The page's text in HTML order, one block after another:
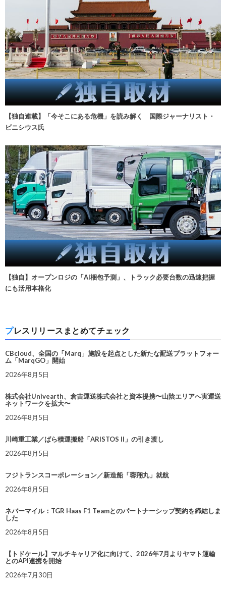
【独自連載】「今そこにある危機」を読み解く 国際ジャーナリスト・
ビニシウス氏
【独自】オープンロジの「AI梱包予測」、トラック必要台数の迅速把握
にも活用本格化
プレスリリースまとめてチェック
CBcloud、全国の「Marq」施設を起点とした新たな配送プラットフォー
ム「MarqGO」開始
2026年8月5日
株式会社Univearth、倉吉運送株式会社と資本提携〜山陰エリアへ実運送
ネットワークを拡大〜
2026年8月5日
川崎重工業／ばら積運搬船「ARISTOS II」の引き渡し
2026年8月5日
フジトランスコーポレーション／新造船「蓉翔丸」就航
2026年8月5日
ネバーマイル：TGR Haas F1 Teamとのパートナーシップ契約を締結しま
した
2026年8月5日
【トドケール】マルチキャリア化に向けて、2026年7月よりヤマト運輸
とのAPI連携を開始
2026年7月30日